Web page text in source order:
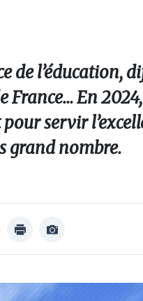
de l’éducation,
France... En
servir
grand nombre.
print
Afficher